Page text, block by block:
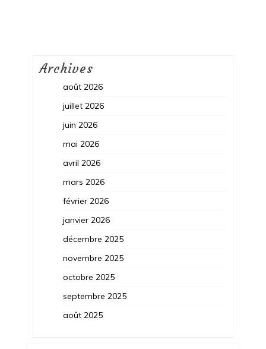
Archives
août 2026
juillet 2026
juin 2026
mai 2026
avril 2026
mars 2026
février 2026
janvier 2026
décembre 2025
novembre 2025
octobre 2025
septembre 2025
août 2025